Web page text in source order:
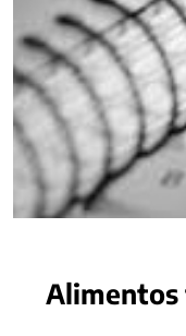
Alimentos